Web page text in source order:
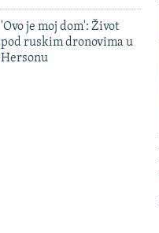
'Ovo je moj dom': Život
pod ruskim dronovima u
Hersonu